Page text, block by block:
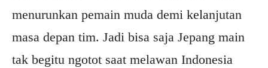
menurunkan pemain muda demi kelanjutan
masa depan tim. Jadi bisa saja Jepang main
tak begitu ngotot saat melawan Indonesia